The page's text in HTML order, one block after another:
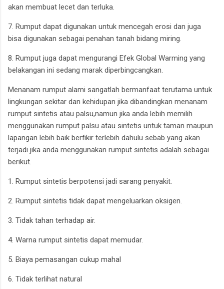
akan membuat lecet dan terluka.
7. Rumput dapat digunakan untuk mencegah erosi dan juga
bisa digunakan sebagai penahan tanah bidang miring.
8. Rumput juga dapat mengurangi Efek Global Warming yang
belakangan ini sedang marak diperbingcangkan.
Menanam rumput alami sangatlah bermanfaat terutama untuk
lingkungan sekitar dan kehidupan jika dibandingkan menanam
rumput sintetis atau palsu,namun jika anda lebih memilih
menggunakan rumput palsu atau sintetis untuk taman maupun
lapangan lebih baik berfikir terlebih dahulu sebab yang akan
terjadi jika anda menggunakan rumput sintetis adalah sebagai
berikut.
1. Rumput sintetis berpotensi jadi sarang penyakit.
2. Rumput sintetis tidak dapat mengeluarkan oksigen.
3. Tidak tahan terhadap air.
4. Warna rumput sintetis dapat memudar.
5. Biaya pemasangan cukup mahal
6. Tidak terlihat natural